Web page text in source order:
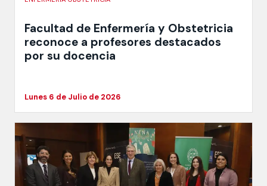
Facultad de Enfermería y Obstetricia
reconoce a profesores destacados
por su docencia
Lunes 6 de Julio de 2026